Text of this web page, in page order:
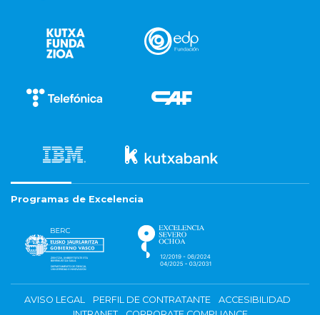
Programas de Excelencia
AVISO LEGAL PERFIL DE CONTRATANTE
ACCESIBILIDAD